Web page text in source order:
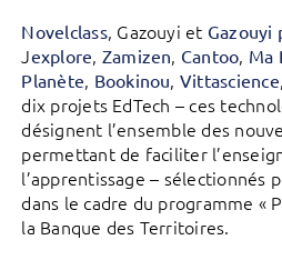
Novelclass, Gazouyi et Gazouyi
Jexplore, Zamizen, Cantoo, Ma
Planète, Bookinou, Vittascience,
dix projets EdTech – ces
désignent l’ensemble des
permettant de faciliter
l’apprentissage – sélectionnés
dans le cadre du programme «
la Banque des Territoires.